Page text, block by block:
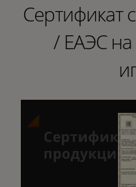
Сертификат
/ ЕАЭС